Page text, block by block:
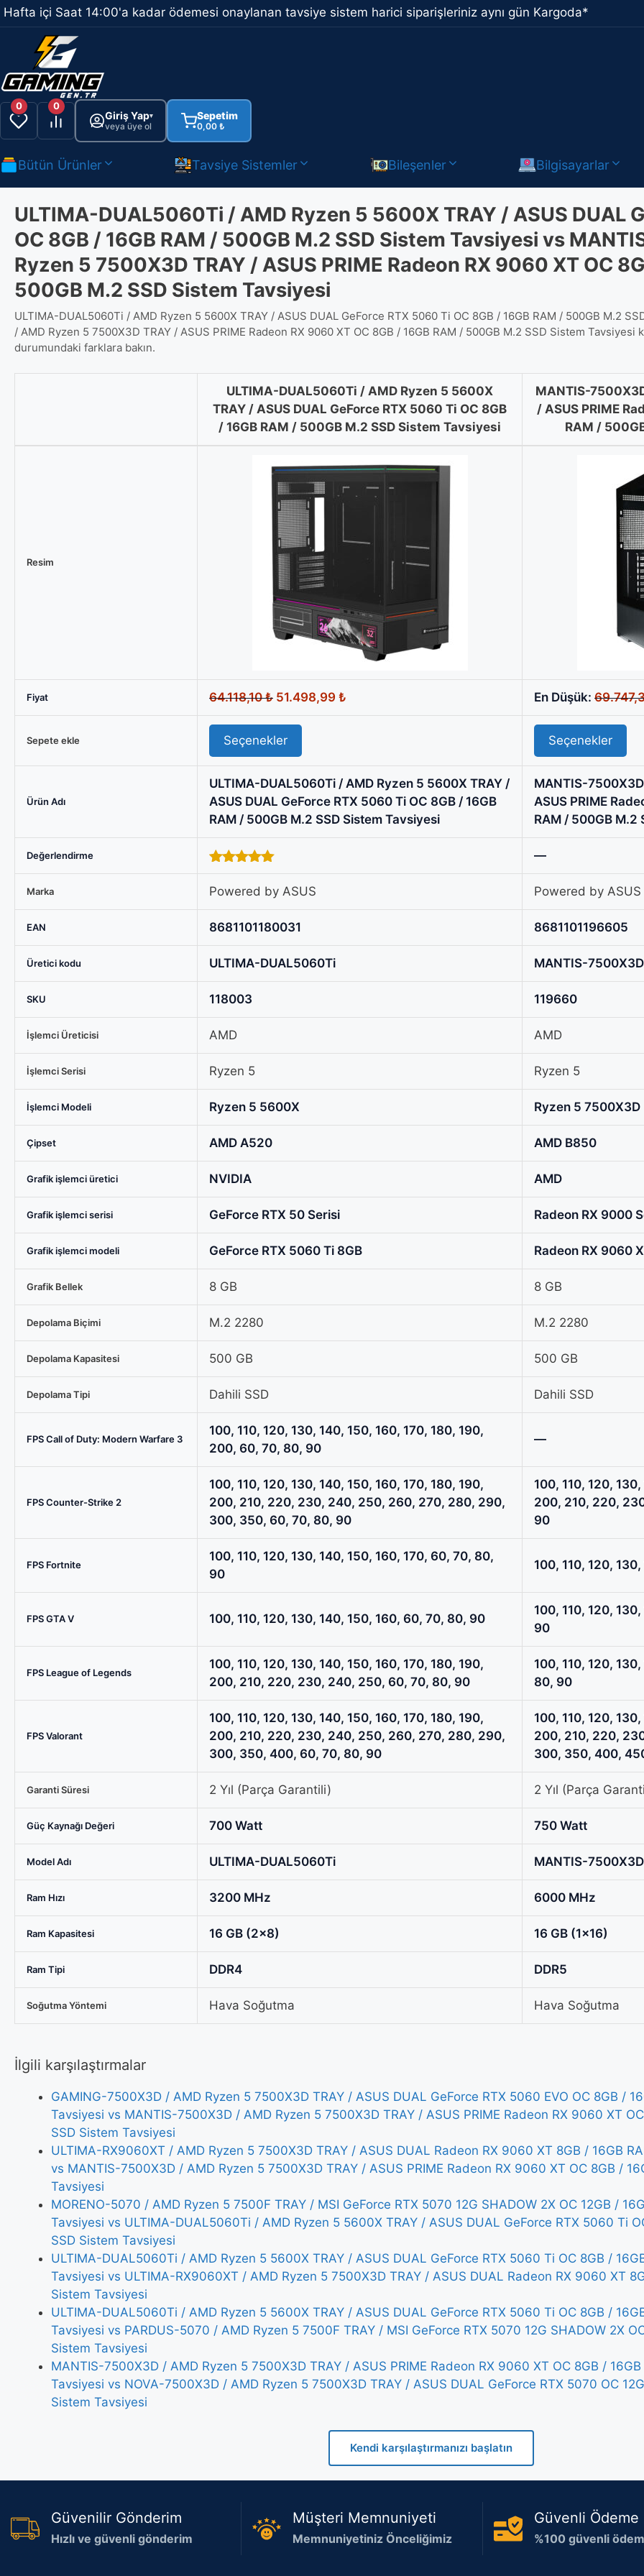
İçeriğe
atla
Hafta içi Saat 14:00'a kadar ödemesi onaylanan tavsiye sistem harici siparişleriniz aynı gün Kargoda*
0 0
Giriş Yap▾
veya üye ol
Sepetim
0,00 ₺
Bütün Ürünler Tavsiye Sistemler Bileşenler Bilgisayarlar
ULTIMA-DUAL5060Ti / AMD Ryzen 5 5600X TRAY / ASUS DUAL
OC 8GB / 16GB RAM / 500GB M.2 SSD Sistem Tavsiyesi vs
Ryzen 5 7500X3D TRAY / ASUS PRIME Radeon RX 9060 XT OC
500GB M.2 SSD Sistem Tavsiyesi
ULTIMA-DUAL5060Ti / AMD Ryzen 5 5600X TRAY / ASUS DUAL GeForce RTX 5060 Ti OC 8GB / 16GB RAM / 500GB M.2
/ AMD Ryzen 5 7500X3D TRAY / ASUS PRIME Radeon RX 9060 XT OC 8GB / 16GB RAM / 500GB M.2 SSD Sistem
durumundaki farklara bakın.
5600X
8GB
RAM
M.2
Sistem
MANTIS-
Ryzen
7500X3D
PRIME
RX
XT
8GB
16GB
M.2
Sistem
için
ULTIMA-DUAL5060Ti / AMD Ryzen 5 5600X
TRAY / ASUS DUAL GeForce RTX 5060 Ti OC 8GB
/ 16GB RAM / 500GB M.2 SSD Sistem Tavsiyesi
MANTIS-
/ ASUS PRIME
RAM /
Resim
Fiyat 64.118,10₺ Orijinal
fiyat:
64.118,10 ₺.
51.498,99 ₺
andaki
En Düşük:
Sepete ekle Seçenekler Seçenekler
Ürün Adı
ULTIMA-DUAL5060Ti / AMD Ryzen 5 5600X TRAY /
ASUS DUAL GeForce RTX 5060 Ti OC 8GB / 16GB
RAM / 500GB M.2 SSD Sistem Tavsiyesi
MANTIS-
ASUS PRIME
RAM / 500GB M.2
Değerlendirme
5.00out of
5
—
Marka Powered by ASUS Powered by ASUS
EAN 8681101180031 8681101196605
Üretici kodu ULTIMA-DUAL5060Ti MANTIS-7500X3D
SKU 118003 119660
İşlemci Üreticisi AMD AMD
İşlemci Serisi Ryzen 5 Ryzen 5
İşlemci Modeli Ryzen 5 5600X Ryzen 5 7500X3D
Çipset AMD A520 AMD B850
Grafik işlemci üretici NVIDIA AMD
Grafik işlemci serisi GeForce RTX 50 Serisi Radeon RX 9000
Grafik işlemci modeli GeForce RTX 5060 Ti 8GB Radeon RX 9060
Grafik Bellek 8 GB 8 GB
Depolama Biçimi M.2 2280 M.2 2280
Depolama Kapasitesi 500 GB 500 GB
Depolama Tipi Dahili SSD Dahili SSD
FPS Call of Duty: Modern Warfare 3
100, 110, 120, 130, 140, 150, 160, 170, 180, 190,
200, 60, 70, 80, 90
—
FPS Counter-Strike 2
100, 110, 120, 130, 140, 150, 160, 170, 180, 190,
200, 210, 220, 230, 240, 250, 260, 270, 280, 290,
300, 350, 60, 70, 80, 90
100, 110, 120,
200, 210, 220,
90
FPS Fortnite
100, 110, 120, 130, 140, 150, 160, 170, 60, 70, 80,
90
100, 110, 120,
FPS GTA V 100, 110, 120, 130, 140, 150, 160, 60, 70, 80, 90
100, 110, 120,
90
FPS League of Legends
100, 110, 120, 130, 140, 150, 160, 170, 180, 190,
200, 210, 220, 230, 240, 250, 60, 70, 80, 90
100, 110, 120,
80, 90
FPS Valorant
100, 110, 120, 130, 140, 150, 160, 170, 180, 190,
200, 210, 220, 230, 240, 250, 260, 270, 280, 290,
300, 350, 400, 60, 70, 80, 90
100, 110, 120,
200, 210, 220,
300, 350, 400,
Garanti Süresi 2 Yıl (Parça Garantili) 2 Yıl (Parça
Güç Kaynağı Değeri 700 Watt 750 Watt
Model Adı ULTIMA-DUAL5060Ti MANTIS-7500X3D
Ram Hızı 3200 MHz 6000 MHz
Ram Kapasitesi 16 GB (2x8) 16 GB (1x16)
Ram Tipi DDR4 DDR5
Soğutma Yöntemi Hava Soğutma Hava Soğutma
İlgili karşılaştırmalar
GAMING-7500X3D / AMD Ryzen 5 7500X3D TRAY / ASUS DUAL GeForce RTX 5060 EVO OC 8GB /
Tavsiyesi vs MANTIS-7500X3D / AMD Ryzen 5 7500X3D TRAY / ASUS PRIME Radeon RX 9060 XT
SSD Sistem Tavsiyesi
ULTIMA-RX9060XT / AMD Ryzen 5 7500X3D TRAY / ASUS DUAL Radeon RX 9060 XT 8GB / 16GB
vs MANTIS-7500X3D / AMD Ryzen 5 7500X3D TRAY / ASUS PRIME Radeon RX 9060 XT OC 8GB /
Tavsiyesi
MORENO-5070 / AMD Ryzen 5 7500F TRAY / MSI GeForce RTX 5070 12G SHADOW 2X OC 12GB /
Tavsiyesi vs ULTIMA-DUAL5060Ti / AMD Ryzen 5 5600X TRAY / ASUS DUAL GeForce RTX 5060 Ti
SSD Sistem Tavsiyesi
ULTIMA-DUAL5060Ti / AMD Ryzen 5 5600X TRAY / ASUS DUAL GeForce RTX 5060 Ti OC 8GB /
Tavsiyesi vs ULTIMA-RX9060XT / AMD Ryzen 5 7500X3D TRAY / ASUS DUAL Radeon RX 9060 XT
Sistem Tavsiyesi
ULTIMA-DUAL5060Ti / AMD Ryzen 5 5600X TRAY / ASUS DUAL GeForce RTX 5060 Ti OC 8GB /
Tavsiyesi vs PARDUS-5070 / AMD Ryzen 5 7500F TRAY / MSI GeForce RTX 5070 12G SHADOW 2X
Sistem Tavsiyesi
MANTIS-7500X3D / AMD Ryzen 5 7500X3D TRAY / ASUS PRIME Radeon RX 9060 XT OC 8GB /
Tavsiyesi vs NOVA-7500X3D / AMD Ryzen 5 7500X3D TRAY / ASUS DUAL GeForce RTX 5070 OC
Sistem Tavsiyesi
Kendi karşılaştırmanızı başlatın
Güvenilir Gönderim
Hızlı ve güvenli gönderim
Müşteri Memnuniyeti
Memnuniyetiniz Önceliğimiz
Güvenli Ödeme
%100 güvenli